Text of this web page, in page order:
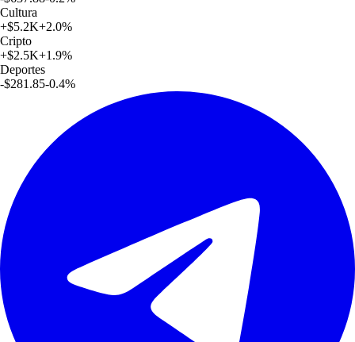
Cultura
+$5.2K+2.0%
Cripto
+$2.5K+1.9%
Deportes
-$281.85-0.4%